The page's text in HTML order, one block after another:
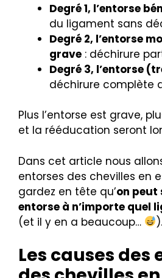
Degré 1, l’entorse
du ligament sans
Degré 2, l’entorse
grave : déchirure
Degré 3, l’entorse
déchirure complète
Plus l’entorse est grave,
et la rééducation seront
Dans cet article nous
entorses des chevilles en
gardez en tête qu’on peut
entorse à n’importe quel
(et il y en a beaucoup…
).
Les causes des